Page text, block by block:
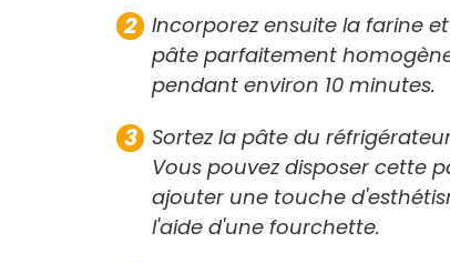
Incorporez ensuite la farine
pâte parfaitement
pendant environ 10 minutes.
Sortez la pâte du
Vous pouvez disposer cette
ajouter une touche
l'aide d'une fourchette.